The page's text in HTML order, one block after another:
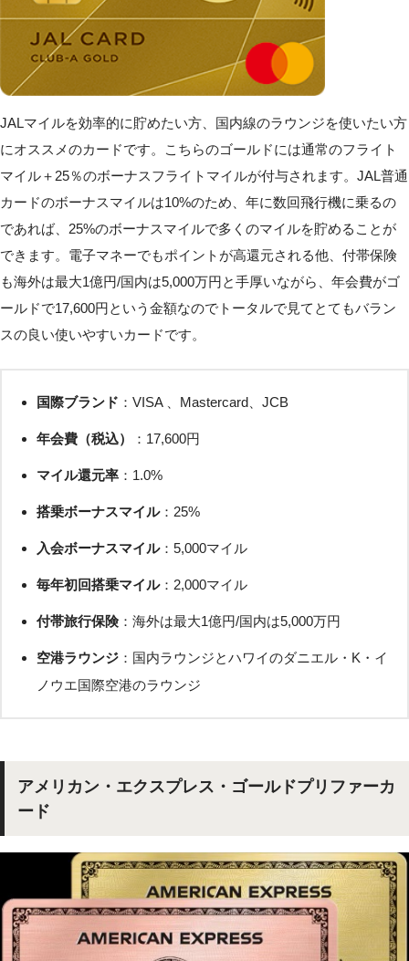
JALマイルを効率的に貯めたい方、国内線のラウンジを使いたい方
にオススメのカードです。こちらのゴールドには通常のフライト
マイル＋25％のボーナスフライトマイルが付与されます。JAL普通
カードのボーナスマイルは10%のため、年に数回飛行機に乗るの
であれば、25%のボーナスマイルで多くのマイルを貯めることが
できます。電子マネーでもポイントが高還元される他、付帯保険
も海外は最大1億円/国内は5,000万円と手厚いながら、年会費がゴ
ールドで17,600円という金額なのでトータルで見てとてもバラン
スの良い使いやすいカードです。
国際ブランド ：VISA 、Mastercard、JCB
年会費（税込） ：17,600円
マイル還元率：1.0%
搭乗ボーナスマイル：25%
入会ボーナスマイル：5,000マイル
毎年初回搭乗マイル：2,000マイル
付帯旅行保険：海外は最大1億円/国内は5,000万円
空港ラウンジ：国内ラウンジとハワイのダニエル・K・イ
ノウエ国際空港のラウンジ
アメリカン・エクスプレス・ゴールドプリファーカ
ード